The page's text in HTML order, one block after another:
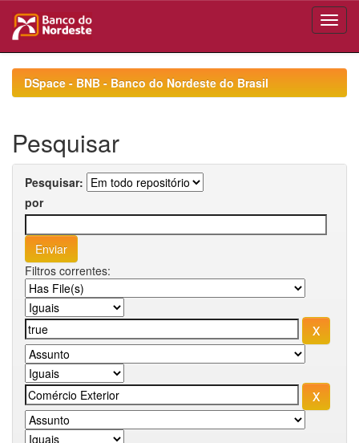
navigationDSpace - BNB - Banco do Nordeste do Brasil
Pesquisar
Pesquisar:
por
Filtros correntes: